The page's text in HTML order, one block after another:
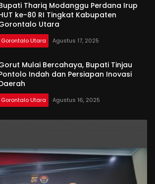
Thariq Modanggu Perdana Irup
ke-80 RI Tingkat Kabupaten
Utara
Gorontalo Utara Agustus 17, 2025
Mulai Bercahaya, Bupati Tinjau
Indah dan Persiapan Inovasi
Gorontalo Utara Agustus 16, 2025